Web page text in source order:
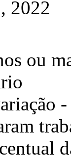
2022
ou
-